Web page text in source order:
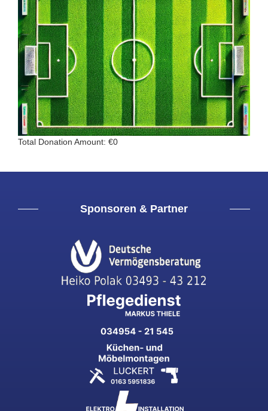
Total Donation Amount: €0
Sponsoren & Partner